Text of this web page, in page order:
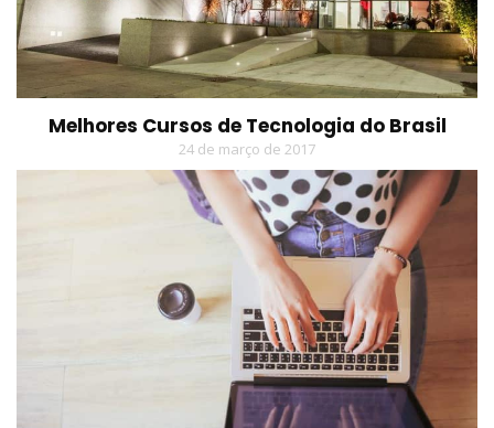
Melhores Cursos de Tecnologia do Brasil
24 de março de 2017